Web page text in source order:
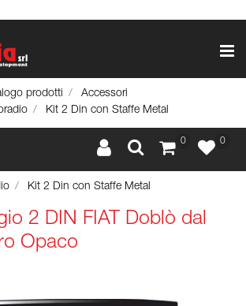
prodotti
Accessori
Kit 2 Din con Staffe Metal
0 0
Kit 2 Din con Staffe Metal
2 DIN FIAT Doblò dal
Opaco